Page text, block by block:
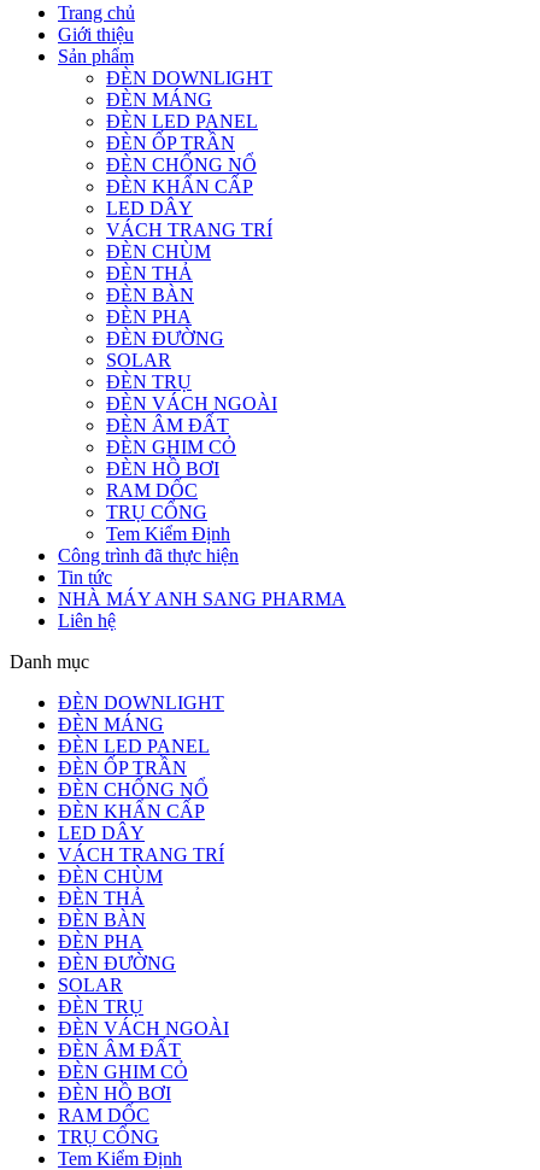
Trang chủ
Giới thiệu
Sản phẩm
ĐÈN DOWNLIGHT
ĐÈN MÁNG
ĐÈN LED PANEL
ĐÈN ỐP TRẦN
ĐÈN CHỐNG NỔ
ĐÈN KHẨN CẤP
LED DÂY
VÁCH TRANG TRÍ
ĐÈN CHÙM
ĐÈN THẢ
ĐÈN BÀN
ĐÈN PHA
ĐÈN ĐƯỜNG
SOLAR
ĐÈN TRỤ
ĐÈN VÁCH NGOÀI
ĐÈN ÂM ĐẤT
ĐÈN GHIM CỎ
ĐÈN HỒ BƠI
RAM DỐC
TRỤ CỔNG
Tem Kiểm Định
Công trình đã thực hiện
Tin tức
NHÀ MÁY ANH SANG PHARMA
Liên hệ
Danh mục
ĐÈN DOWNLIGHT
ĐÈN MÁNG
ĐÈN LED PANEL
ĐÈN ỐP TRẦN
ĐÈN CHỐNG NỔ
ĐÈN KHẨN CẤP
LED DÂY
VÁCH TRANG TRÍ
ĐÈN CHÙM
ĐÈN THẢ
ĐÈN BÀN
ĐÈN PHA
ĐÈN ĐƯỜNG
SOLAR
ĐÈN TRỤ
ĐÈN VÁCH NGOÀI
ĐÈN ÂM ĐẤT
ĐÈN GHIM CỎ
ĐÈN HỒ BƠI
RAM DỐC
TRỤ CỔNG
Tem Kiểm Định